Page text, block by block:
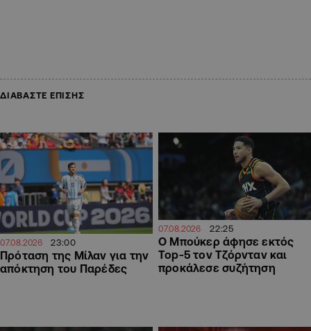
ΔΙΑΒΑΣΤΕ ΕΠΙΣΗΣ
07.08.2026 23:00
Πρόταση της Μίλαν για την
απόκτηση του Παρέδες
07.08.2026 22:25
Ο Μπούκερ άφησε εκτός
Top-5 τον Τζόρνταν και
προκάλεσε συζήτηση